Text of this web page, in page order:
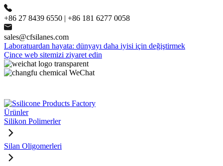
+86 27 8439 6550 | +86 181 6277 0058
sales@cfsilanes.com
Laboratuardan hayata: dünyayı daha iyisi için değiştirmek
Çince web sitemizi ziyaret edin
Ürünler
Silikon Polimerler
Silan Oligomerleri